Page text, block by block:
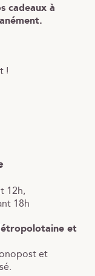
cadeaux à
!
12h,
18h
et
et